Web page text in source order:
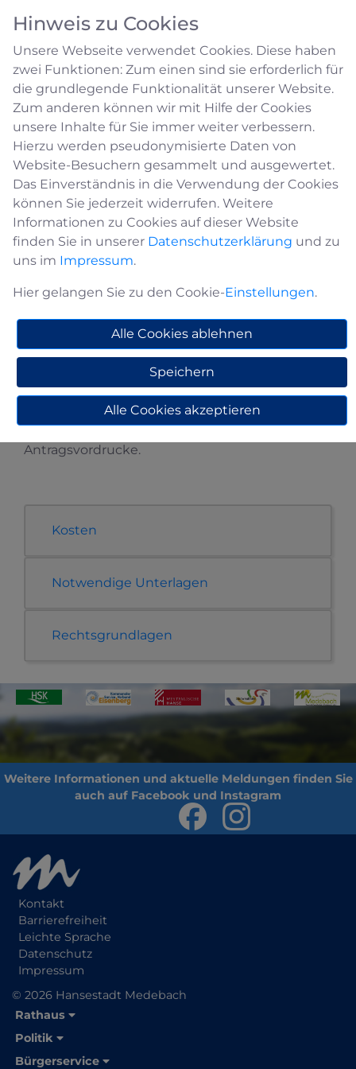
Bauanträge
Die Errichtung von baulichen Anlagen ist in der
Regel genehmigungspflichtig. Dafür ist
grundsätzlich ein Antrag auf Erteilung einer
Baugenehmigung zu stellen. Für welche
baulichen Anlagen keine Baugenehmigung
erforderlich ist, führt § 65 der Bauordnung des
Landes Nordrhein-Westfalen (BauO NRW) auf.
Für die Annahme der Bauanträge ist die Untere
Bauaufsichtsbehörde des
Hochsauerlandkreises zuständig.
Die Ansprechpartner finden Sie auf der
Internetseite des Hochsauerlandkreises
Dort finden Sie ebenfalls die notwendigen
Antragsvordrucke.
Kosten
Notwendige Unterlagen
Rechtsgrundlagen
Kontakt
Barrierefreiheit
Leichte Sprache
Datenschutz
Impressum
© 2026 Hansestadt Medebach
Rathaus
Politik
Bürgerservice
Hinweis zu Cookies
Unsere Webseite verwendet Cookies. Diese haben
zwei Funktionen: Zum einen sind sie erforderlich für
die grundlegende Funktionalität unserer Website.
Zum anderen können wir mit Hilfe der Cookies
unsere Inhalte für Sie immer weiter verbessern.
Hierzu werden pseudonymisierte Daten von
Website-Besuchern gesammelt und ausgewertet.
Das Einverständnis in die Verwendung der Cookies
können Sie jederzeit widerrufen. Weitere
Informationen zu Cookies auf dieser Website
finden Sie in unserer Datenschutzerklärung und zu
uns im Impressum.
Hier gelangen Sie zu den Cookie-Einstellungen.
Alle Cookies ablehnen
Speichern
Alle Cookies akzeptieren